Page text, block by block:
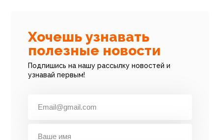
Хочешь узнавать
полезные новости
Подпишись на нашу рассылку новостей и
узнавай первым!